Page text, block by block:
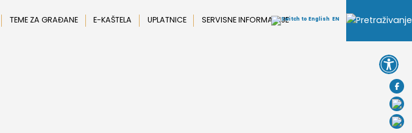
TEME ZA GRAĐANE E-KAŠTELA UPLATNICE SERVISNE INFORMACIJE EN